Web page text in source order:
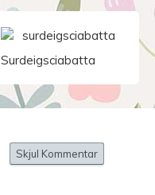
Surdeigsciabatta
Skjul Kommentar